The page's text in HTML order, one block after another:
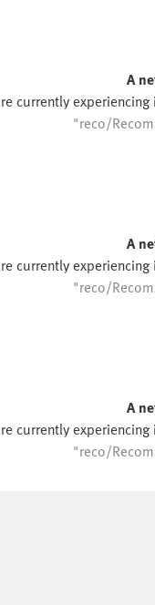
A
currently
"reco/
A
currently
"reco/
A
currently
"reco/